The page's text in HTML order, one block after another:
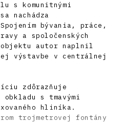
s komunitnými
nachádza
bývania, práce,
a spoločenských
autor naplnil
výstavbe v centrálnej
zdôrazňuje
obkladu s tmavými
hliníka.
trojmetrovej fontány